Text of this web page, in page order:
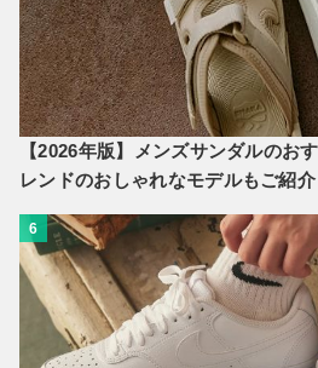
【2026年版】メンズサンダルのお
レンドのおしゃれなモデルもご紹介
6